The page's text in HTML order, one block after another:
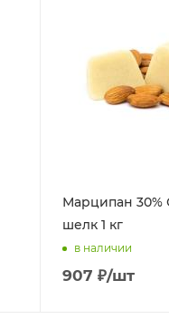
Марципан 30%
шелк 1 кг
в наличии
907 ₽/шт